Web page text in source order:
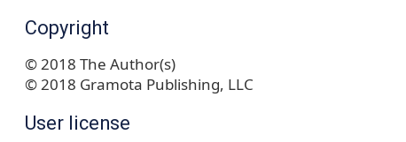
Copyright
© 2018 The Author(s)
© 2018 Gramota Publishing, LLC
User license